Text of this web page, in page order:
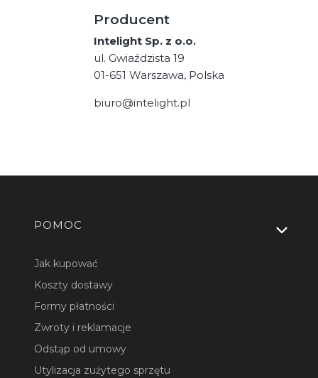
Producent
Intelight Sp. z o.o.
ul. Gwiaździsta 19
01-651 Warszawa, Polska
biuro@intelight.pl
Linki w stopce
POMOC
Jak kupować
Koszty dostawy
Formy płatności
Zwroty i reklamacje
Odstąp od umowy
Utylizacja zużytego sprzętu